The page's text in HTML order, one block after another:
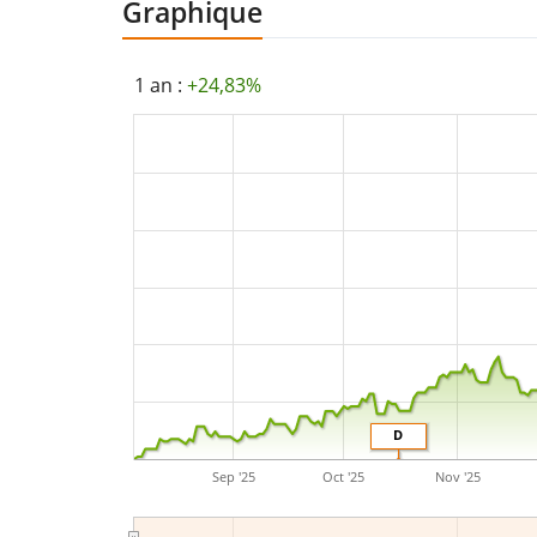
Graphique
1 an : +24,83%
D
Sep '25 Oct '25 Nov '25